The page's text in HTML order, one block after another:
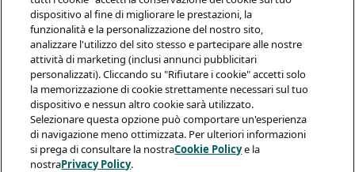
dispositivo al fine di migliorare le prestazioni, la
funzionalità e la personalizzazione del nostro sito,
analizzare l'utilizzo del sito stesso e partecipare alle nostre
attività di marketing (inclusi annunci pubblicitari
personalizzati). Cliccando su "Rifiutare i cookie" accetti solo
la memorizzazione di cookie strettamente necessari sul tuo
dispositivo e nessun altro cookie sarà utilizzato.
Selezionare questa opzione può comportare un'esperienza
di navigazione meno ottimizzata. Per ulteriori informazioni
si prega di consultare la nostraCookie Policye la
nostraPrivacy Policy.